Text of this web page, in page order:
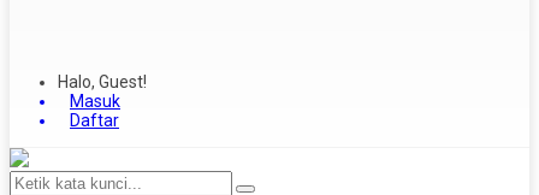
Halo, Guest!
Masuk
Daftar